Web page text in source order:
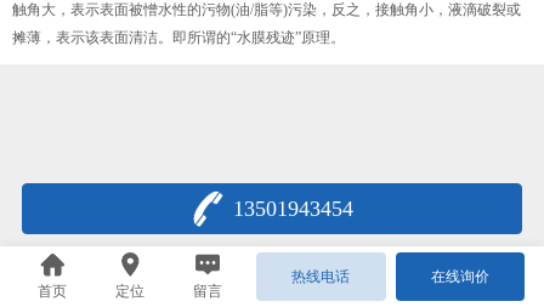
触角大，表示表面被憎水性的污物(油/脂等)污染，反之，接触角小，液滴破裂或
摊薄，表示该表面清洁。即所谓的“水膜残迹”原理。
13501943454
首页 定位 留言
热线电话 在线询价